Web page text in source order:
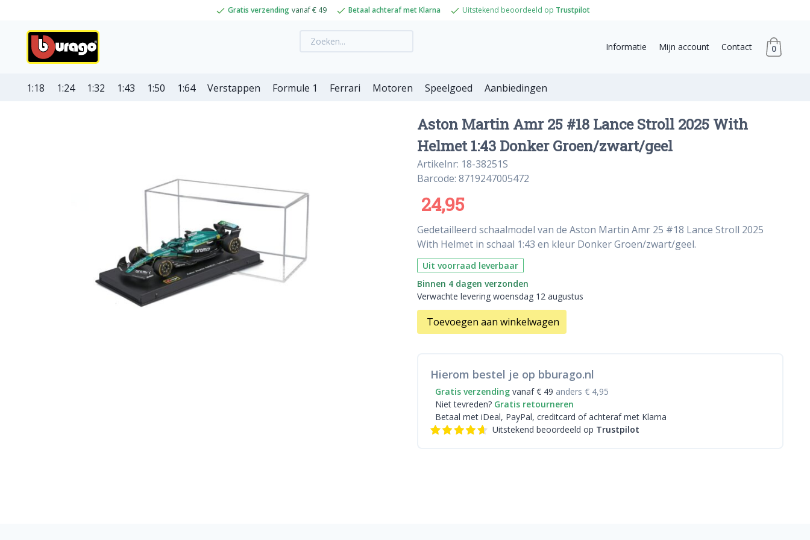
Gratis verzending vanaf € 49 Betaal achteraf met Klarna Uitstekend beoordeeld op Trustpilot
Informatie Mijn account Contact 0
1:18 1:24 1:32 1:43 1:50 1:64 Verstappen Formule 1 Ferrari Motoren Speelgoed Aanbiedingen
Aston Martin Amr 25 #18 Lance Stroll 2025 With
Helmet 1:43 Donker Groen/zwart/geel
Artikelnr: 18-38251S
Barcode: 8719247005472
24,95
Gedetailleerd schaalmodel van de Aston Martin Amr 25 #18 Lance Stroll 2025
With Helmet in schaal 1:43 en kleur Donker Groen/zwart/geel.
Uit voorraad leverbaar
Binnen 4 dagen verzonden
Verwachte levering woensdag 12 augustus
Toevoegen aan winkelwagen
Hierom bestel je op bburago.nl
Gratis verzending vanaf € 49 anders € 4,95
Niet tevreden? Gratis retourneren
Betaal met iDeal, PayPal, creditcard of achteraf met Klarna
Uitstekend beoordeeld op Trustpilot